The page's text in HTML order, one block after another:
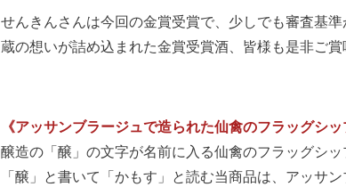
せんきんさんは今回の金賞受賞で、少しでも審査基
蔵の想いが詰め込まれた金賞受賞酒、皆様も是非ご賞
《アッサンブラージュで造られた仙禽のフラッグシッ
醸造の「醸」の文字が名前に入る仙禽のフラッグシッ
「醸」と書いて「かもす」と読む当商品は、アッサ